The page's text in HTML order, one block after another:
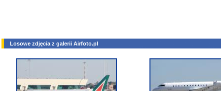
Losowe zdjęcia z galerii Airfoto.pl